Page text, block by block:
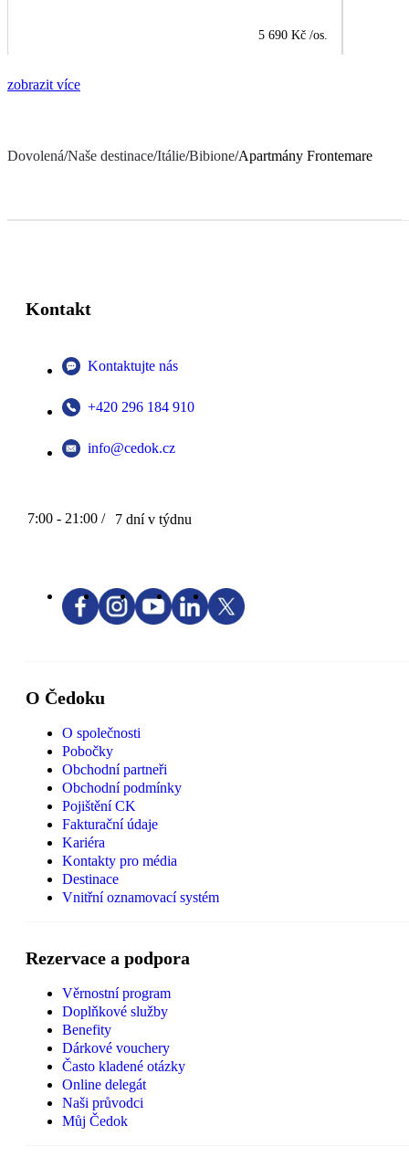
5 690 Kč /os.
zobrazit více
Dovolená/Naše destinace/Itálie/Bibione/Apartmány Frontemare
Kontakt
Kontaktujte nás
+420 296 184 910
info@cedok.cz
7:00 - 21:00 / 7 dní v týdnu
O Čedoku
O společnosti
Pobočky
Obchodní partneři
Obchodní podmínky
Pojištění CK
Fakturační údaje
Kariéra
Kontakty pro média
Destinace
Vnitřní oznamovací systém
Rezervace a podpora
Věrnostní program
Doplňkové služby
Benefity
Dárkové vouchery
Často kladené otázky
Online delegát
Naši průvodci
Můj Čedok